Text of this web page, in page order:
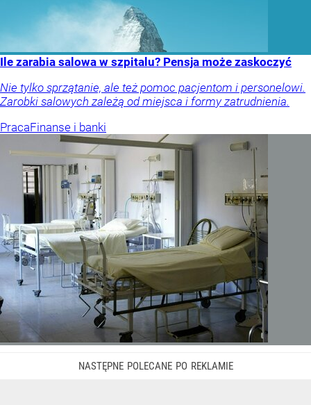
Ile zarabia salowa w szpitalu? Pensja może zaskoczyć
Nie tylko sprzątanie, ale też pomoc pacjentom i personelowi.
Zarobki salowych zależą od miejsca i formy zatrudnienia.
PracaFinanse i banki